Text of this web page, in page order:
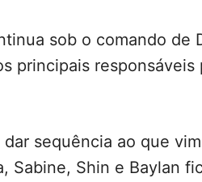
sob o comando de
principais
sequência ao que
Sabine, Shin e Baylan